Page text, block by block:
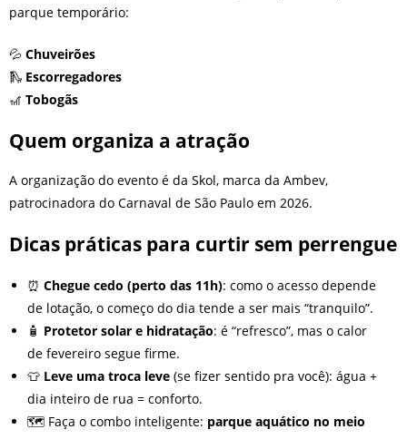
parque temporário:
💦 Chuveirões
🛝 Escorregadores
🎢 Tobogãs
Quem organiza a atração
A organização do evento é da Skol, marca da Ambev,
patrocinadora do Carnaval de São Paulo em 2026.
Dicas práticas para curtir sem perrengue
⏰ Chegue cedo (perto das 11h): como o acesso depende
de lotação, o começo do dia tende a ser mais “tranquilo”.
🧴 Protetor solar e hidratação: é “refresco”, mas o calor
de fevereiro segue firme.
👕 Leve uma troca leve (se fizer sentido pra você): água +
dia inteiro de rua = conforto.
🗺️ Faça o combo inteligente: parque aquático no meio